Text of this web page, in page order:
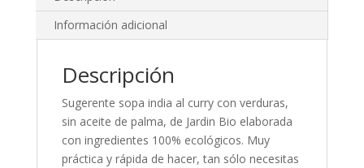
Información adicional
Descripción
Sugerente sopa india al curry con verduras,
sin aceite de palma, de Jardin Bio elaborada
con ingredientes 100% ecológicos. Muy
práctica y rápida de hacer, tan sólo necesitas